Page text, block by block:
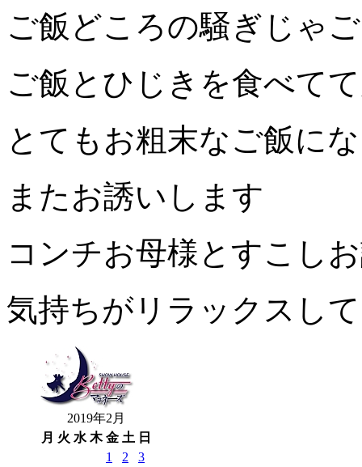
ご飯どころの騒ぎじゃ
ご飯とひじきを食べて
とてもお粗末なご飯に
またお誘いします
コンチお母様とすこし
気持ちがリラックスし
2019年2月
月 火 水 木 金 土 日
1 2
3